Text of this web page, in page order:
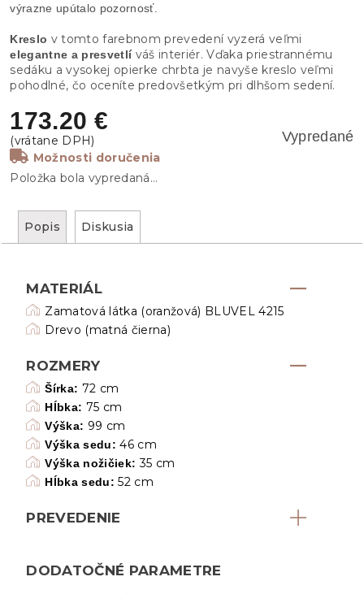
173.20 €
Vypredané
Možnosti doručenia
Položka bola vypredaná…
výrazne upútalo pozornosť.
Kreslo v tomto farebnom prevedení vyzerá veľmi
elegantne a presvetlíváš interiér. Vďaka priestrannému
sedáku a vysokej opierke chrbta je navyše kreslo veľmi
pohodlné, čo oceníte predovšetkým pri dlhšom sedení.
Popis Diskusia
MATERIÁL
Zamatová látka (oranžová) BLUVEL 4215
Drevo (matná čierna)
ROZMERY
Šírka: 72 cm
Hĺbka: 75 cm
Výška: 99 cm
Výška sedu: 46 cm
Výška nožičiek: 35 cm
Hĺbka sedu: 52 cm
PREVEDENIE
DODATOČNÉ PARAMETRE